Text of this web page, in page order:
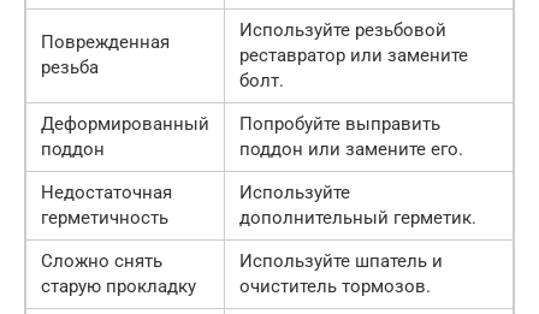
Поврежденная
резьба
Используйте резьбовой
реставратор или замените
болт.
Деформированный
поддон
Попробуйте выправить
поддон или замените его.
Недостаточная
герметичность
Используйте
дополнительный герметик.
Сложно снять
старую прокладку
Используйте шпатель и
очиститель тормозов.